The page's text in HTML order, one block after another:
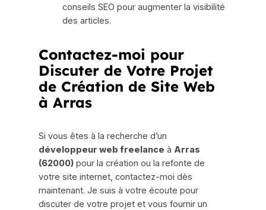
conseils SEO pour augmenter la visibilité
des articles.
Contactez-moi pour
Discuter de Votre Projet
de Création de Site Web
à Arras
Si vous êtes à la recherche d’un
développeur web freelance àArras
(62000) pour la création ou la refonte de
votre site internet, contactez-moi dès
maintenant. Je suis à votre écoute pour
discuter de votre projet et vous fournir un